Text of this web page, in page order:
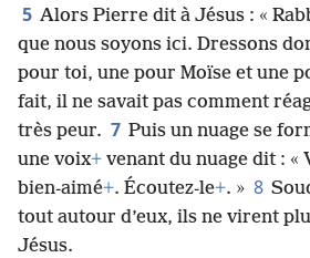
5 Alors Pierre dit à Jésus : «
que nous soyons ici. Dressons
pour toi, une pour Moïse et une
fait, il ne savait pas comment
très peur. 7 Puis un nuage se
une voix+ venant du nuage dit : «
bien-aimé+. Écoutez-le+. » 8
tout autour d’eux, ils ne virent
Jésus.